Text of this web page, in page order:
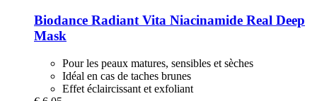
Biodance Radiant Vita Niacinamide Real Deep
Mask
Pour les peaux matures, sensibles et sèches
Idéal en cas de taches brunes
Effet éclaircissant et exfoliant